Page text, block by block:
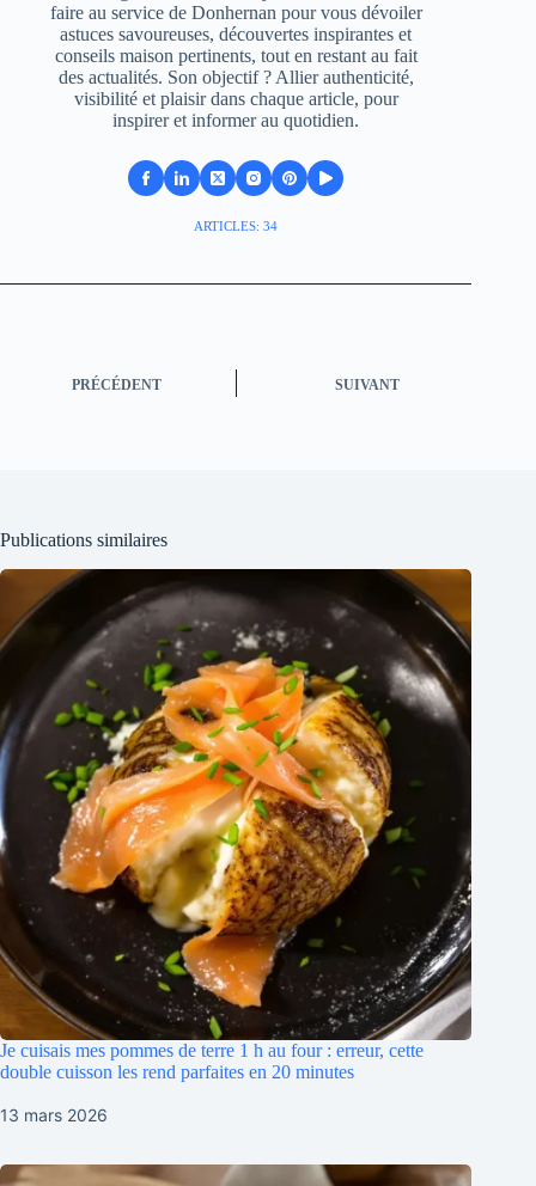
faire au service de Donhernan pour vous dévoiler
astuces savoureuses, découvertes inspirantes et
conseils maison pertinents, tout en restant au fait
des actualités. Son objectif ? Allier authenticité,
visibilité et plaisir dans chaque article, pour
inspirer et informer au quotidien.
ARTICLES: 34
PRÉCÉDENT SUIVANT
Publications similaires
Je cuisais mes pommes de terre 1 h au four : erreur, cette
double cuisson les rend parfaites en 20 minutes
13 mars 2026